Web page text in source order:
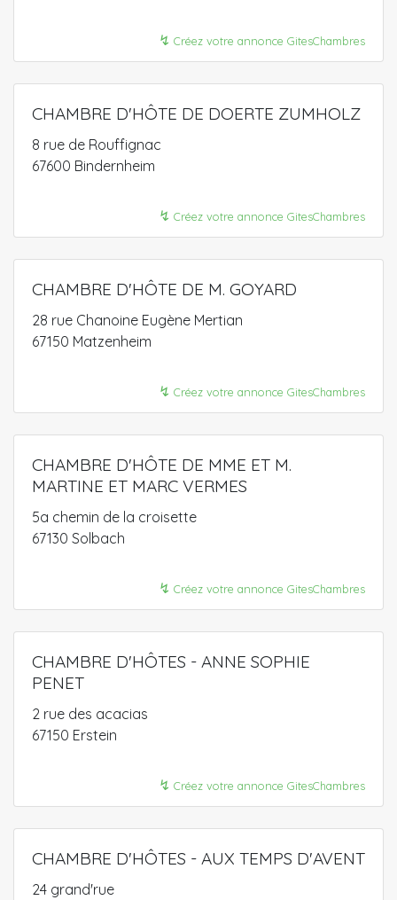
↯ Créez votre annonce GitesChambres
CHAMBRE D'HÔTE DE DOERTE ZUMHOLZ
8 rue de Rouffignac
67600 Bindernheim
↯ Créez votre annonce GitesChambres
CHAMBRE D'HÔTE DE M. GOYARD
28 rue Chanoine Eugène Mertian
67150 Matzenheim
↯ Créez votre annonce GitesChambres
CHAMBRE D'HÔTE DE MME ET M.
MARTINE ET MARC VERMES
5a chemin de la croisette
67130 Solbach
↯ Créez votre annonce GitesChambres
CHAMBRE D'HÔTES - ANNE SOPHIE
PENET
2 rue des acacias
67150 Erstein
↯ Créez votre annonce GitesChambres
CHAMBRE D'HÔTES - AUX TEMPS D'AVENT
24 grand'rue